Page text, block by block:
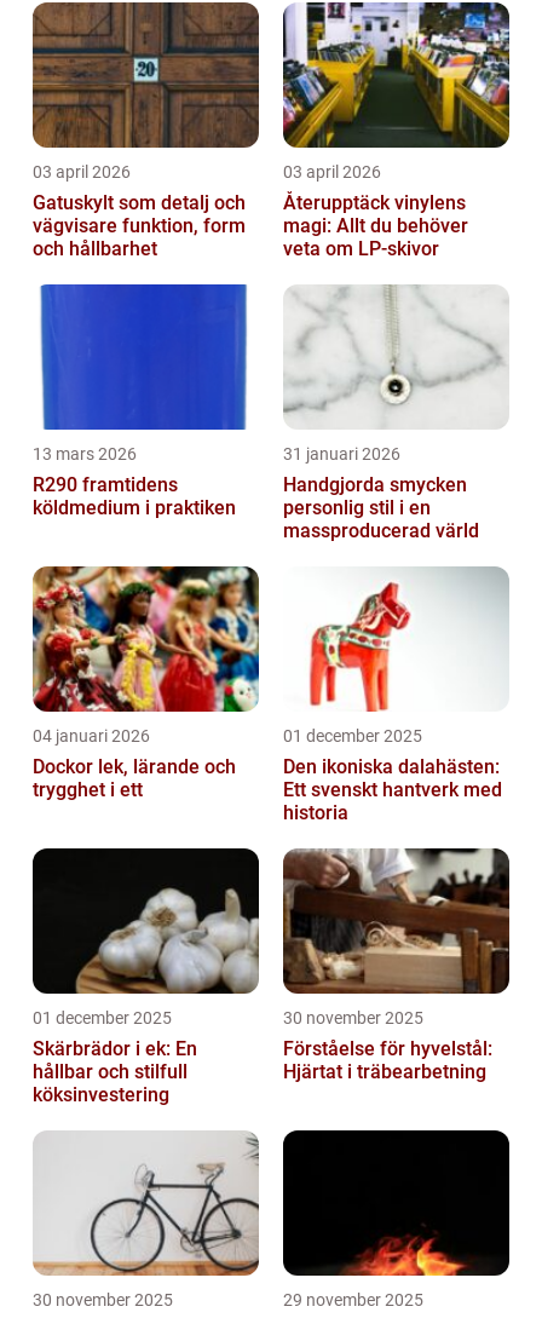
03 april 2026
Gatuskylt som detalj och
vägvisare funktion, form
och hållbarhet
03 april 2026
Återupptäck vinylens
magi: Allt du behöver
veta om LP-skivor
13 mars 2026
R290 framtidens
köldmedium i praktiken
31 januari 2026
Handgjorda smycken
personlig stil i en
massproducerad värld
04 januari 2026
Dockor lek, lärande och
trygghet i ett
01 december 2025
Den ikoniska dalahästen:
Ett svenskt hantverk med
historia
01 december 2025
Skärbrädor i ek: En
hållbar och stilfull
köksinvestering
30 november 2025
Förståelse för hyvelstål:
Hjärtat i träbearbetning
30 november 2025 29 november 2025